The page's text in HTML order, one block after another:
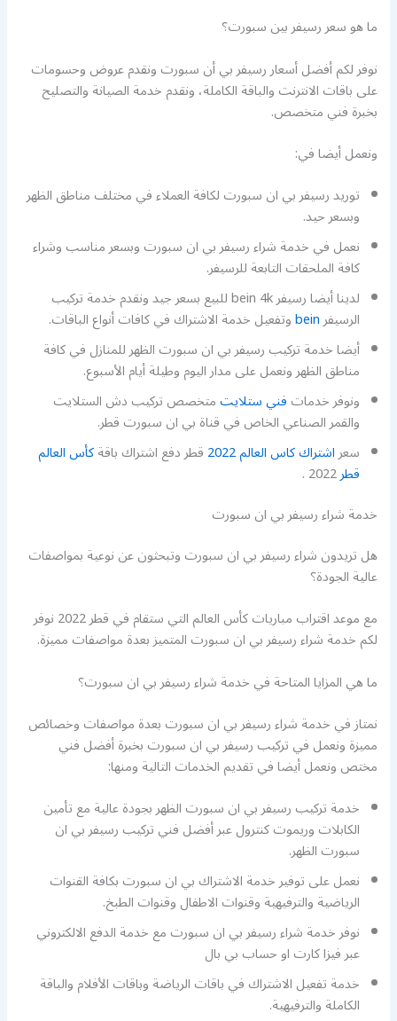
ما هو سعر رسيفر بين سبورت؟
نوفر لكم أفضل أسعار رسيفر بي أن سبورت ونقدم عروض وحسومات
على باقات الانترنت والباقة الكاملة، ونقدم خدمة الصيانة والتصليح
بخبرة فني متخصص.
ونعمل أيضا في:
توريد رسيفر بي ان سبورت لكافة العملاء في مختلف مناطق الظهر
وبسعر حيد.
نعمل في خدمة شراء رسيفر بي ان سبورت وبسعر مناسب وشراء
كافة الملحقات التابعة للرسيفر.
لدينا أيضا رسيفر bein 4k للبيع بسعر جيد ونقدم خدمة تركيب
الرسيفرbeinوتفعيل خدمة الاشتراك في كافات أنواع الباقات.
أيضا خدمة تركيب رسيفر بي ان سبورت الظهر للمنازل في كافة
مناطق الظهر ونعمل على مدار اليوم وطيلة أيام الأسبوع.
ونوفر خدماتفني ستلايتمتخصص تركيب دش الستلايت
والقمر الصناعي الخاص في قناة بي ان سبورت قطر.
سعراشتراك كاس العالم 2022 قطر دفع اشتراك باقةكأس العالم
قطر2022 .
خدمة شراء رسيفر بي ان سبورت
هل تريدون شراء رسيفر بي ان سبورت وتبحثون عن نوعية بمواصفات
عالية الجودة؟
مع موعد اقتراب مباريات كأس العالم التي ستقام في قطر 2022 نوفر
لكم خدمة شراء رسيفر بي ان سبورت المتميز بعدة مواصفات مميزة.
ما هي المزايا المتاحة في خدمة شراء رسيفر بي ان سبورت؟
نمتاز في خدمة شراء رسيفر بي ان سبورت بعدة مواصفات وخصائص
مميزة ونعمل في تركيب رسيفر بي ان سبورت بخبرة أفضل فني
مختص ونعمل أيضا في تقديم الخدمات التالية ومنها:
خدمة تركيب رسيفر بي ان سبورت الظهر بجودة عالية مع تأمين
الكابلات وريموت كنترول عبر أفضل فني تركيب رسيفر بي ان
سبورت الظهر.
نعمل على توفير خدمة الاشتراك بي ان سبورت بكافة القنوات
الرياضية والترفيهية وقنوات الاطفال وقنوات الطبخ.
نوفر خدمة شراء رسيفر بي ان سبورت مع خدمة الدفع الالكتروني
عبر فيزا كارت او حساب بي بال
خدمة تفعيل الاشتراك في باقات الرياضة وباقات الأفلام والباقة
الكاملة والترفيهية.